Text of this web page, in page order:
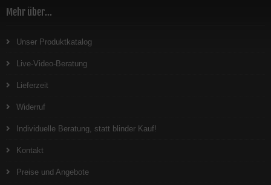
Mehr über...
Unser Produktkatalog
Live-Video-Beratung
Lieferzeit
Widerruf
Individuelle Beratung, statt blinder Kauf!
Kontakt
Preise und Angebote